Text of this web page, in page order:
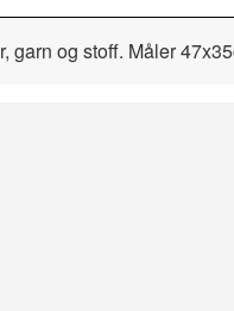
og stoff. Måler